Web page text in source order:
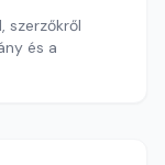
szerzőkről
és a